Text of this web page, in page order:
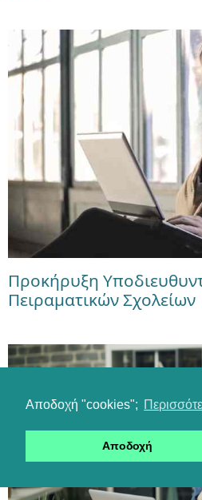
Αποδοχή "cookies";
Αποδοχή
Προκήρυξη
Πειραματικών Σχολείων